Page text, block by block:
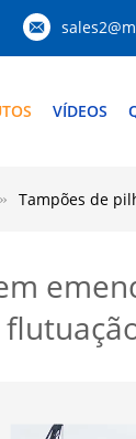
VÍDEOS
Tampões de